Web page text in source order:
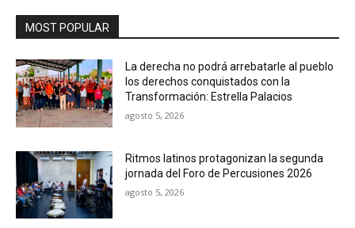
MOST POPULAR
La derecha no podrá arrebatarle al pueblo
los derechos conquistados con la
Transformación: Estrella Palacios
agosto 5, 2026
Ritmos latinos protagonizan la segunda
jornada del Foro de Percusiones 2026
agosto 5, 2026